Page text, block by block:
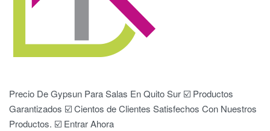
Precio De Gypsun Para Salas En Quito Sur ☑️ Productos
Garantizados ☑️ Cientos de Clientes Satisfechos Con Nuestros
Productos. ☑️ Entrar Ahora